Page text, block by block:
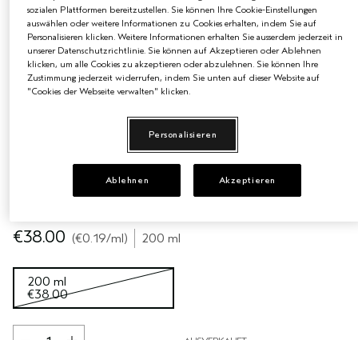
EMPFINDLICHE KOPFHAUT
PURE ABUNDANCE
ALLE KOLLEKTIONEN
€38.00 €0.19/ml 200 ml
200 ml
€38.00
sozialen Plattformen bereitzustellen. Sie können Ihre Cookie-Einstellungen
auswählen oder weitere Informationen zu Cookies erhalten, indem Sie auf
Personalisieren klicken. Weitere Informationen erhalten Sie ausserdem jederzeit in
unserer Datenschutzrichtlinie. Sie können auf Akzeptieren oder Ablehnen
klicken, um alle Cookies zu akzeptieren oder abzulehnen. Sie können Ihre
Zustimmung jederzeit widerrufen, indem Sie unten auf dieser Website auf
"Cookies der Webseite verwalten" klicken.
Personalisieren
Ablehnen Akzeptieren